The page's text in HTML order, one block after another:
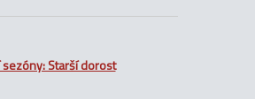
Starší dorost